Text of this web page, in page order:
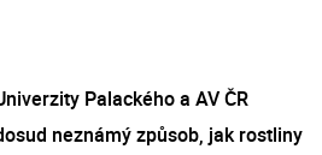
Palackého a AV ČR
neznámý způsob, jak rostliny